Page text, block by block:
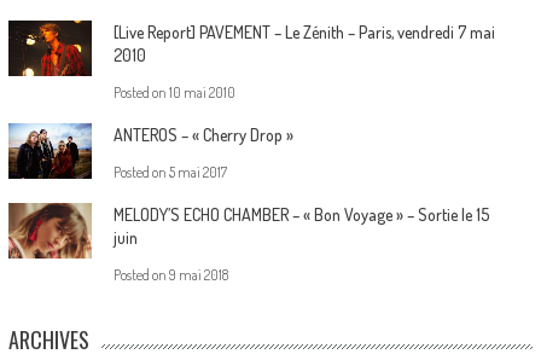
[Live Report] PAVEMENT – Le Zénith – Paris, vendredi 7 mai
2010
Posted on 10 mai 2010
ANTEROS – « Cherry Drop »
Posted on 5 mai 2017
MELODY’S ECHO CHAMBER – « Bon Voyage » – Sortie le 15
juin
Posted on 9 mai 2018
ARCHIVES